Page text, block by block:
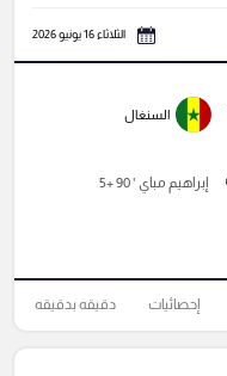
الثلاثاء 16 يونيو 2026
السنغال
إبراهيم مباي ' 90 +5
إحصائيات دقيقه بدقيقه